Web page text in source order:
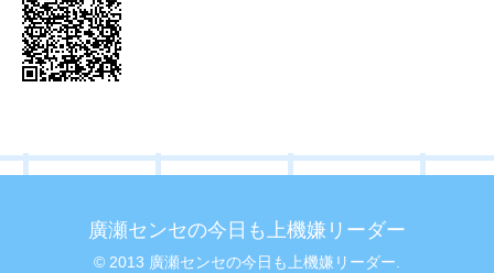
廣瀬センセの今日も上機嫌リーダー
© 2013 廣瀬センセの今日も上機嫌リーダー.